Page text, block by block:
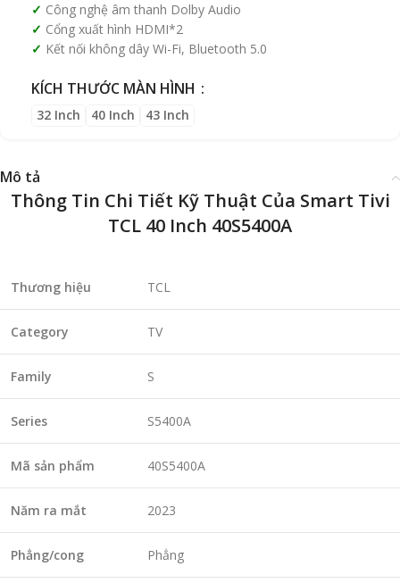
Công nghệ âm thanh Dolby Audio
Cổng xuất hình HDMI*2
Kết nối không dây Wi-Fi, Bluetooth 5.0
KÍCH THƯỚC MÀN HÌNH
32 Inch 40 Inch 43 Inch
Mô tả
Thông Tin Chi Tiết Kỹ Thuật Của Smart Tivi
TCL 40 Inch 40S5400A
Thương hiệu TCL
Category TV
Family S
Series S5400A
Mã sản phẩm 40S5400A
Năm ra mắt 2023
Phẳng/cong Phẳng